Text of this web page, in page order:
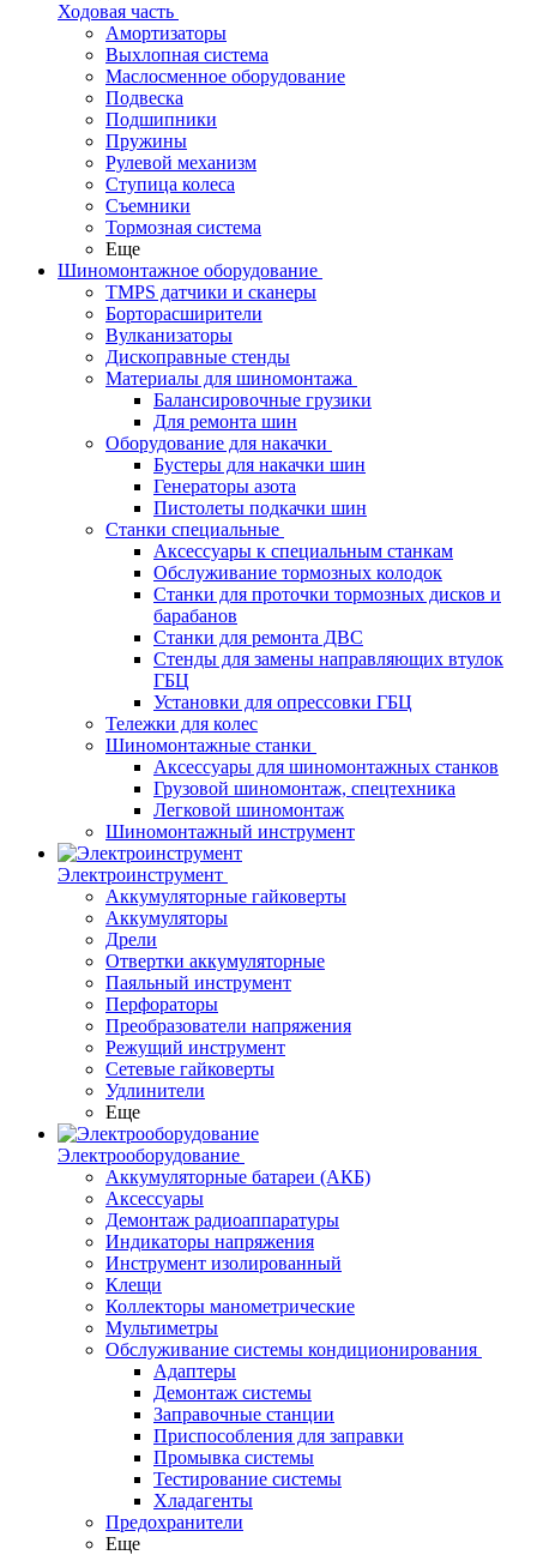
Ходовая часть
Амортизаторы
Выхлопная система
Маслосменное оборудование
Подвеска
Подшипники
Пружины
Рулевой механизм
Ступица колеса
Съемники
Тормозная система
Еще
Шиномонтажное оборудование
TMPS датчики и сканеры
Борторасширители
Вулканизаторы
Дископравные стенды
Материалы для шиномонтажа
Балансировочные грузики
Для ремонта шин
Оборудование для накачки
Бустеры для накачки шин
Генераторы азота
Пистолеты подкачки шин
Станки специальные
Аксессуары к специальным станкам
Обслуживание тормозных колодок
Станки для проточки тормозных дисков и
барабанов
Станки для ремонта ДВС
Стенды для замены направляющих втулок
ГБЦ
Установки для опрессовки ГБЦ
Тележки для колес
Шиномонтажные станки
Аксессуары для шиномонтажных станков
Грузовой шиномонтаж, спецтехника
Легковой шиномонтаж
Шиномонтажный инструмент
Электроинструмент
Аккумуляторные гайковерты
Аккумуляторы
Дрели
Отвертки аккумуляторные
Паяльный инструмент
Перфораторы
Преобразователи напряжения
Режущий инструмент
Сетевые гайковерты
Удлинители
Еще
Электрооборудование
Аккумуляторные батареи (АКБ)
Аксессуары
Демонтаж радиоаппаратуры
Индикаторы напряжения
Инструмент изолированный
Клещи
Коллекторы манометрические
Мультиметры
Обслуживание системы кондиционирования
Адаптеры
Демонтаж системы
Заправочные станции
Приспособления для заправки
Промывка системы
Тестирование системы
Хладагенты
Предохранители
Еще